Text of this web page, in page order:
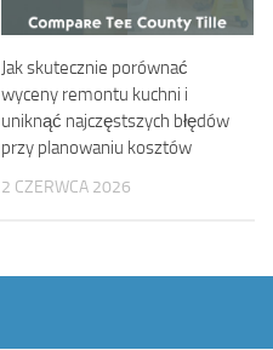
Jak skutecznie porównać
wyceny remontu kuchni i
uniknąć najczęstszych błędów
przy planowaniu kosztów
2 CZERWCA 2026